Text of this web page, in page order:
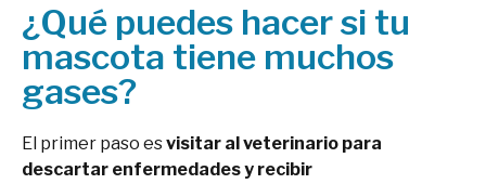
¿Qué puedes hacer si tu
mascota tiene muchos
gases?
El primer paso esvisitar al veterinario para
descartar enfermedades y recibir